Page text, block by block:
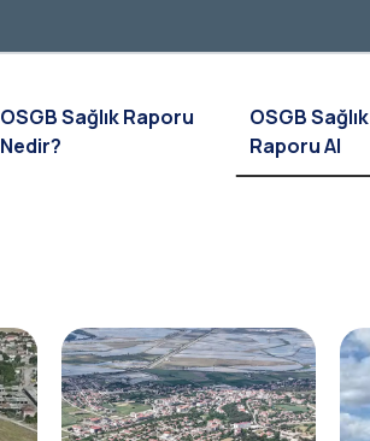
OSGB Sağlık Raporu
Nedir?
OSGB Sağlık
Raporu Al